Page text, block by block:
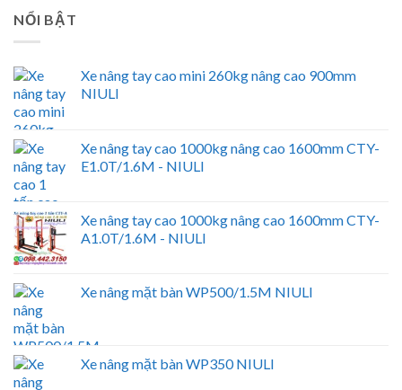
NỔI BẬT
Xe nâng tay cao mini 260kg nâng cao 900mm
NIULI
Xe nâng tay cao 1000kg nâng cao 1600mm CTY-
E1.0T/1.6M - NIULI
Xe nâng tay cao 1000kg nâng cao 1600mm CTY-
A1.0T/1.6M - NIULI
Xe nâng mặt bàn WP500/1.5M NIULI
Xe nâng mặt bàn WP350 NIULI